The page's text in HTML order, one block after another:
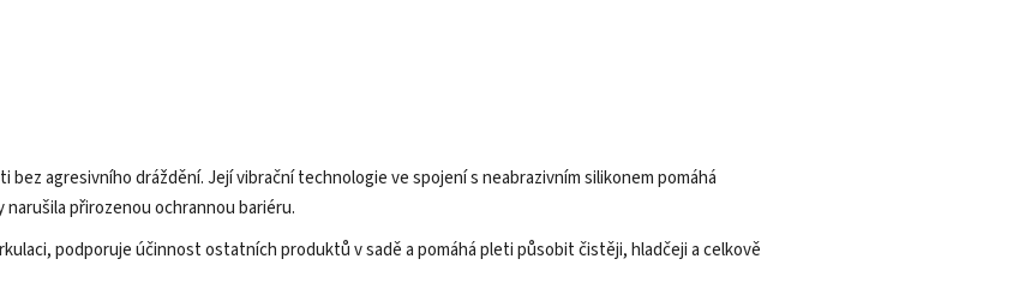
agresivního dráždění. Její vibrační technologie ve spojení s neabrazivním silikonem pomáhá
přirozenou ochrannou bariéru.
podporuje účinnost ostatních produktů v sadě a pomáhá pleti působit čistěji, hladčeji a celkově